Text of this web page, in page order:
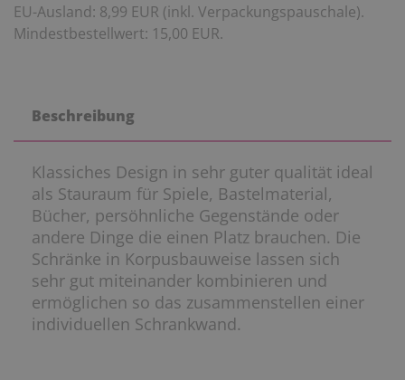
EU-Ausland: 8,99 EUR (inkl. Verpackungspauschale).
Mindestbestellwert: 15,00 EUR.
Beschreibung
Klassiches Design in sehr guter qualität ideal
als Stauraum für Spiele, Bastelmaterial,
Bücher, persöhnliche Gegenstände oder
andere Dinge die einen Platz brauchen. Die
Schränke in Korpusbauweise lassen sich
sehr gut miteinander kombinieren und
ermöglichen so das zusammenstellen einer
individuellen Schrankwand.